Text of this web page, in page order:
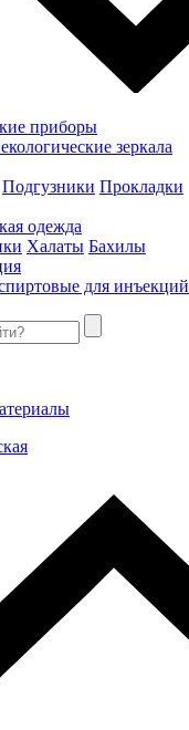
приборы
зеркала
Подгузники Прокладки
одежда
Халаты Бахилы
для инъекций